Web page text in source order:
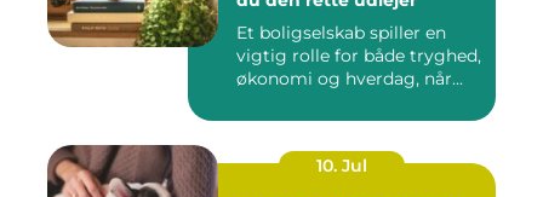
Et boligselskab spiller en
vigtig rolle for både tryghed,
økonomi og hverdag, når...
10. Jul